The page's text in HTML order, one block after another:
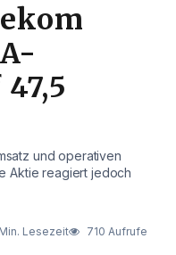
und operativen
Aktie reagiert jedoch
Lesezeit 710 Aufrufe